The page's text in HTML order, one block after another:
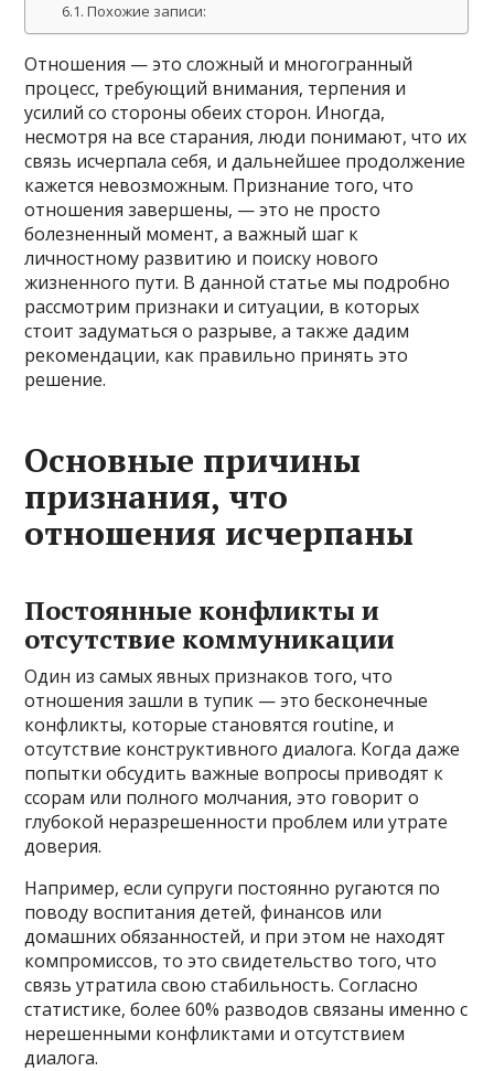
Похожие записи:
Отношения — это сложный и многогранный
процесс, требующий внимания, терпения и
усилий со стороны обеих сторон. Иногда,
несмотря на все старания, люди понимают, что их
связь исчерпала себя, и дальнейшее продолжение
кажется невозможным. Признание того, что
отношения завершены, — это не просто
болезненный момент, а важный шаг к
личностному развитию и поиску нового
жизненного пути. В данной статье мы подробно
рассмотрим признаки и ситуации, в которых
стоит задуматься о разрыве, а также дадим
рекомендации, как правильно принять это
решение.
Основные причины
признания, что
отношения исчерпаны
Постоянные конфликты и
отсутствие коммуникации
Один из самых явных признаков того, что
отношения зашли в тупик — это бесконечные
конфликты, которые становятся routine, и
отсутствие конструктивного диалога. Когда даже
попытки обсудить важные вопросы приводят к
ссорам или полного молчания, это говорит о
глубокой неразрешенности проблем или утрате
доверия.
Например, если супруги постоянно ругаются по
поводу воспитания детей, финансов или
домашних обязанностей, и при этом не находят
компромиссов, то это свидетельство того, что
связь утратила свою стабильность. Согласно
статистике, более 60% разводов связаны именно с
нерешенными конфликтами и отсутствием
диалога.